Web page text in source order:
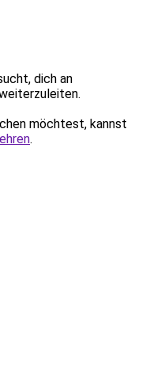
dich an
möchtest, kannst
.